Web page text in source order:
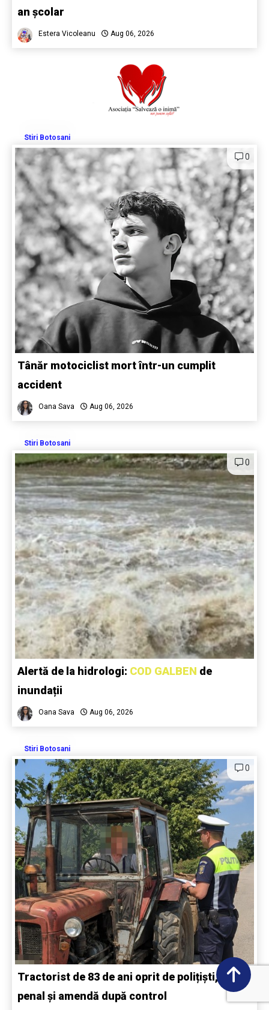
an școlar
Estera Vicoleanu Aug 06, 2026
Stiri Botosani
0
Tânăr motociclist mort într-un cumplit
accident
Oana Sava Aug 06, 2026
Stiri Botosani
0
Alertă de la hidrologi: COD GALBEN de
inundații
Oana Sava Aug 06, 2026
Stiri Botosani
0
Tractorist de 83 de ani oprit de polițiști, dosar
penal și amendă după control